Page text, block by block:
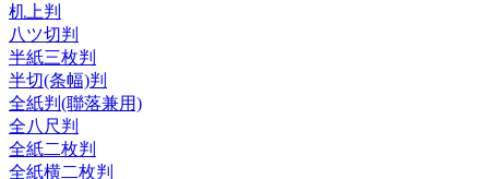
机上判
八ツ切判
半紙三枚判
半切(条幅)判
全紙判(聯落兼用)
全八尺判
全紙二枚判
全紙横二枚判